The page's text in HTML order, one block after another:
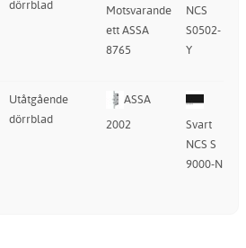
dörrblad
Motsvarande
ett ASSA
8765
NCS
S0502-
Y
Utåtgående
dörrblad
ASSA
2002
Svart
NCS S
9000-N